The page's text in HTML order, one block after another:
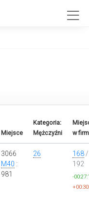
Miejsce
Kategoria:
Mężczyźni
w
3066
M40 :
981
26 168 /
192
-